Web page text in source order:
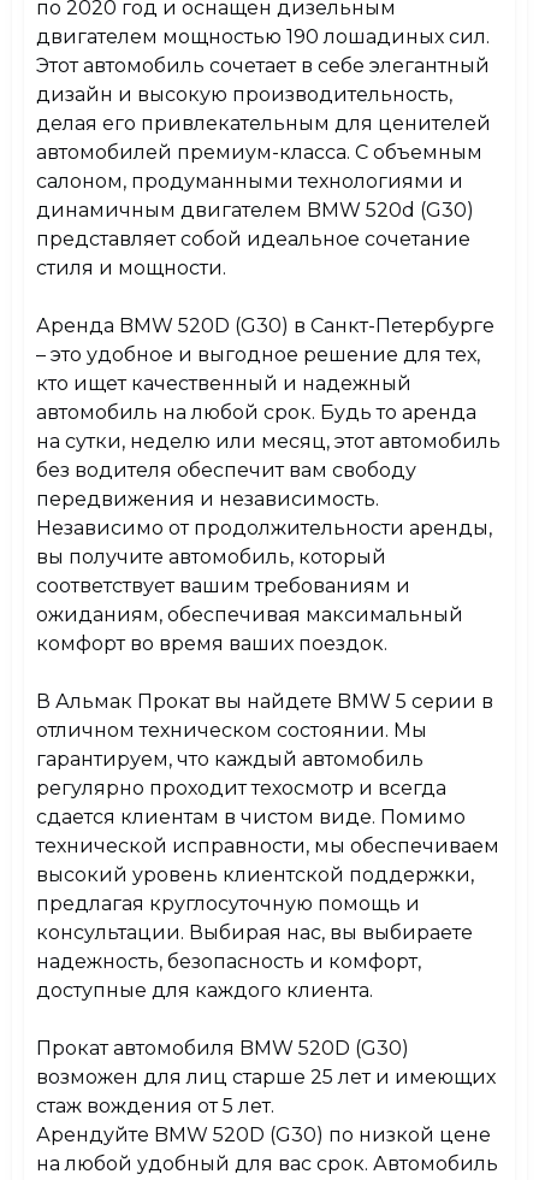
Складной задний ряд сидений Есть
Подлокотники Есть
по 2020 год и оснащен дизельным
двигателем мощностью 190 лошадиных сил.
Этот автомобиль сочетает в себе элегантный
дизайн и высокую производительность,
делая его привлекательным для ценителей
автомобилей премиум-класса. С объемным
салоном, продуманными технологиями и
динамичным двигателем BMW 520d (G30)
представляет собой идеальное сочетание
стиля и мощности.
Аренда BMW 520D (G30) в Санкт-Петербурге
– это удобное и выгодное решение для тех,
кто ищет качественный и надежный
автомобиль на любой срок. Будь то аренда
на сутки, неделю или месяц, этот автомобиль
без водителя обеспечит вам свободу
передвижения и независимость.
Независимо от продолжительности аренды,
вы получите автомобиль, который
соответствует вашим требованиям и
ожиданиям, обеспечивая максимальный
комфорт во время ваших поездок.
В Альмак Прокат вы найдете BMW 5 серии в
отличном техническом состоянии. Мы
гарантируем, что каждый автомобиль
регулярно проходит техосмотр и всегда
сдается клиентам в чистом виде. Помимо
технической исправности, мы обеспечиваем
высокий уровень клиентской поддержки,
предлагая круглосуточную помощь и
консультации. Выбирая нас, вы выбираете
надежность, безопасность и комфорт,
доступные для каждого клиента.
Прокат автомобиля BMW 520D (G30)
возможен для лиц старше 25 лет и имеющих
стаж вождения от 5 лет.
Арендуйте BMW 520D (G30) по низкой цене
на любой удобный для вас срок. Автомобиль